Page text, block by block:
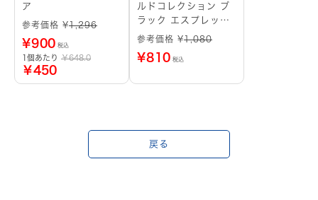
ア
参考価格 ¥1,296
¥900 税込
1個あたり ￥648.0
￥450
ルドコレクション ブ
ラック エスプレッソ
ペルー
参考価格 ¥1,080
¥810 税込
戻る